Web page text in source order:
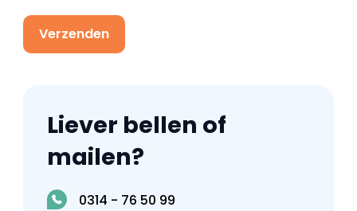
Verzenden
Liever bellen of
mailen?
0314 - 76 50 99